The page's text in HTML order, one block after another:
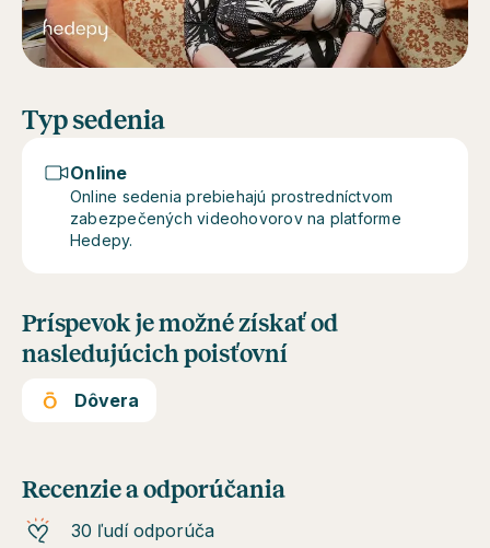
Typ sedenia
Online
Online sedenia prebiehajú prostredníctvom
zabezpečených videohovorov na platforme
Hedepy.
Príspevok je možné získať od
nasledujúcich poisťovní
Dôvera
Recenzie a odporúčania
30 ľudí odporúča